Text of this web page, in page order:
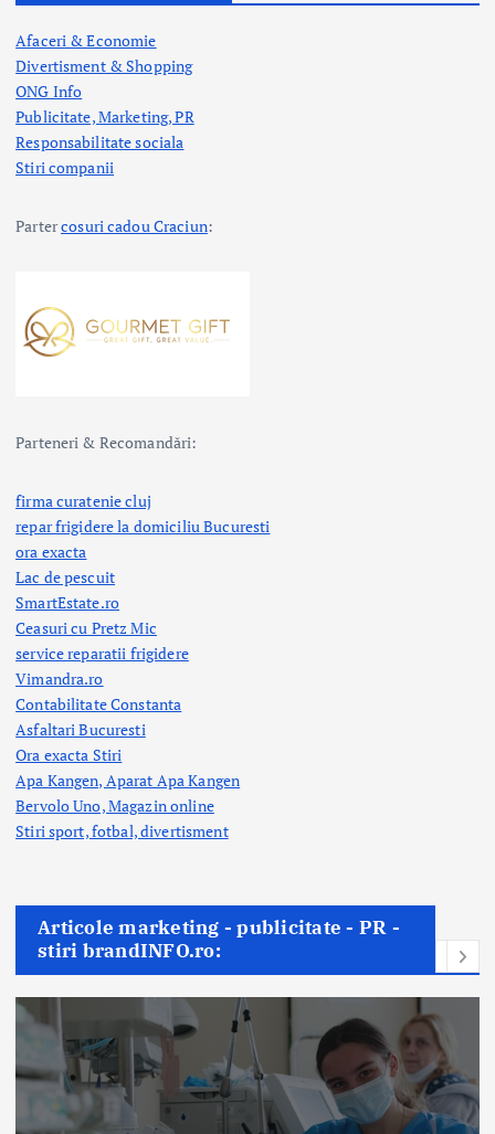
Afaceri & Economie
Divertisment & Shopping
ONG Info
Publicitate, Marketing, PR
Responsabilitate sociala
Stiri companii
Partercosuri cadou Craciun:
Parteneri & Recomandări:
firma curatenie cluj
repar frigidere la domiciliu Bucuresti
ora exacta
Lac de pescuit
SmartEstate.ro
Ceasuri cu Pretz Mic
service reparatii frigidere
Vimandra.ro
Contabilitate Constanta
Asfaltari Bucuresti
Ora exacta Stiri
Apa Kangen, Aparat Apa Kangen
Bervolo Uno, Magazin online
Stiri sport, fotbal,divertisment
Articole marketing - publicitate - PR -
stiri brandINFO.ro: